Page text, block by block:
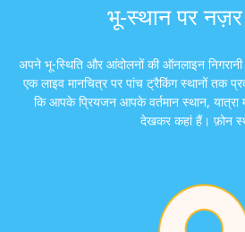
भू-स्थान पर
अपने भू-स्थिति और आंदोलनों की ऑनलाइन
एक लाइव मानचित्र पर पांच ट्रैकिंग स्थानों तक
कि आपके प्रियजन आपके वर्तमान स्थान, यात्रा
देखकर कहां हैं। फ़ोन